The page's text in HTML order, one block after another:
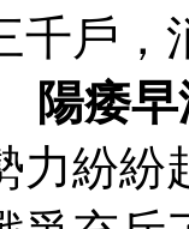
千戶
陽痿
力紛紛